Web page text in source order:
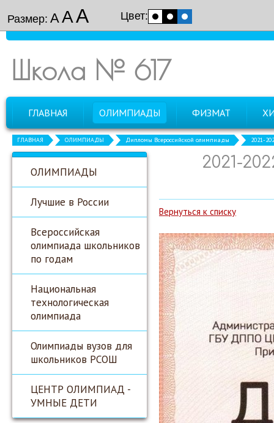
Размер: ААА Цвет:
Школа № 617
ГЛАВНАЯ ОЛИМПИАДЫ ФИЗМАТ
ГЛАВНАЯ ОЛИМПИАДЫ Дипломы Всероссийской олимпиады 2021-
ОЛИМПИАДЫ
Лучшие в России
Всероссийская
олимпиада школьников
по годам
Национальная
технологическая
олимпиада
Олимпиады вузов для
школьников РСОШ
ЦЕНТР ОЛИМПИАД -
УМНЫЕ ДЕТИ
2021-
Вернуться к списку